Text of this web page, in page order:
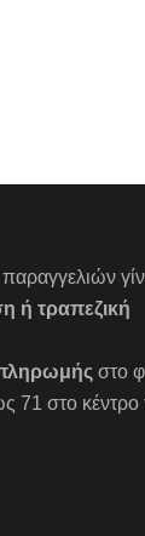
ή τραπεζική
στο
71 στο κέντρο